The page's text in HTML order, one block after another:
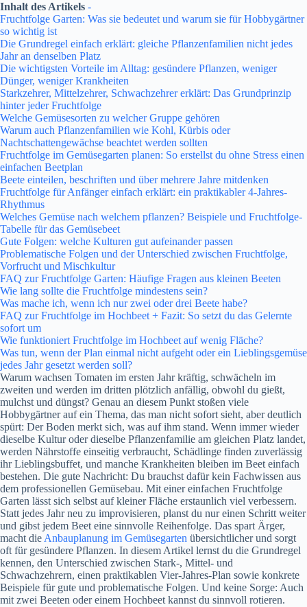
Inhalt des Artikels -
Fruchtfolge Garten: Was sie bedeutet und warum sie für Hobbygärtner
so wichtig ist
Die Grundregel einfach erklärt: gleiche Pflanzenfamilien nicht jedes
Jahr an denselben Platz
Die wichtigsten Vorteile im Alltag: gesündere Pflanzen, weniger
Dünger, weniger Krankheiten
Starkzehrer, Mittelzehrer, Schwachzehrer erklärt: Das Grundprinzip
hinter jeder Fruchtfolge
Welche Gemüsesorten zu welcher Gruppe gehören
Warum auch Pflanzenfamilien wie Kohl, Kürbis oder
Nachtschattengewächse beachtet werden sollten
Fruchtfolge im Gemüsegarten planen: So erstellst du ohne Stress einen
einfachen Beetplan
Beete einteilen, beschriften und über mehrere Jahre mitdenken
Fruchtfolge für Anfänger einfach erklärt: ein praktikabler 4-Jahres-
Rhythmus
Welches Gemüse nach welchem pflanzen? Beispiele und Fruchtfolge-
Tabelle für das Gemüsebeet
Gute Folgen: welche Kulturen gut aufeinander passen
Problematische Folgen und der Unterschied zwischen Fruchtfolge,
Vorfrucht und Mischkultur
FAQ zur Fruchtfolge Garten: Häufige Fragen aus kleinen Beeten
Wie lang sollte die Fruchtfolge mindestens sein?
Was mache ich, wenn ich nur zwei oder drei Beete habe?
FAQ zur Fruchtfolge im Hochbeet + Fazit: So setzt du das Gelernte
sofort um
Wie funktioniert Fruchtfolge im Hochbeet auf wenig Fläche?
Was tun, wenn der Plan einmal nicht aufgeht oder ein Lieblingsgemüse
jedes Jahr gesetzt werden soll?
Warum wachsen Tomaten im ersten Jahr kräftig, schwächeln im
zweiten und werden im dritten plötzlich anfällig, obwohl du gießt,
mulchst und düngst? Genau an diesem Punkt stoßen viele
Hobbygärtner auf ein Thema, das man nicht sofort sieht, aber deutlich
spürt: Der Boden merkt sich, was auf ihm stand. Wenn immer wieder
dieselbe Kultur oder dieselbe Pflanzenfamilie am gleichen Platz landet,
werden Nährstoffe einseitig verbraucht, Schädlinge finden zuverlässig
ihr Lieblingsbuffet, und manche Krankheiten bleiben im Beet einfach
bestehen. Die gute Nachricht: Du brauchst dafür kein Fachwissen aus
dem professionellen Gemüsebau. Mit einer einfachen Fruchtfolge
Garten lässt sich selbst auf kleiner Fläche erstaunlich viel verbessern.
Statt jedes Jahr neu zu improvisieren, planst du nur einen Schritt weiter
und gibst jedem Beet eine sinnvolle Reihenfolge. Das spart Ärger,
macht die Anbauplanung im Gemüsegarten übersichtlicher und sorgt
oft für gesündere Pflanzen. In diesem Artikel lernst du die Grundregel
kennen, den Unterschied zwischen Stark-, Mittel- und
Schwachzehrern, einen praktikablen Vier-Jahres-Plan sowie konkrete
Beispiele für gute und problematische Folgen. Und keine Sorge: Auch
mit zwei Beeten oder einem Hochbeet kannst du sinnvoll rotieren.